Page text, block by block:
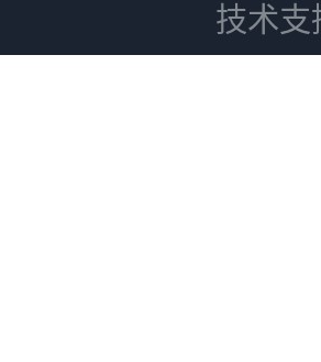
技术